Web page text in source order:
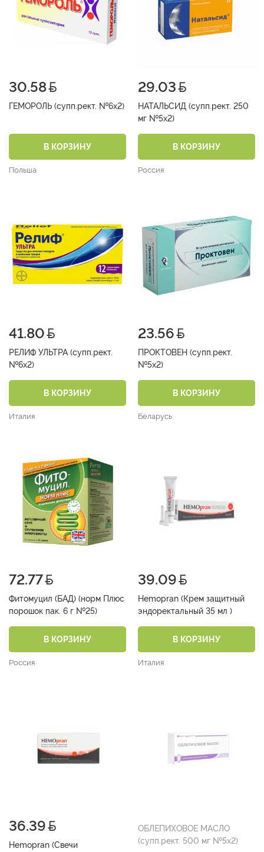
30.58
ГЕМОРОЛЬ (супп.рект. №6х2)
В КОРЗИНУ
Польша
29.03
НАТАЛЬСИД (супп.рект. 250
мг №5х2)
В КОРЗИНУ
Россия
41.80
РЕЛИФ УЛЬТРА (супп.рект.
№6х2)
В КОРЗИНУ
Италия
23.56
ПРОКТОВЕН (супп.рект.
№5х2)
В КОРЗИНУ
Беларусь
72.77
Фитомуцил (БАД) (норм Плюс
порошок пак. 6 г №25)
В КОРЗИНУ
Россия
39.09
Hemopran (Крем защитный
эндоректальный 35 мл )
В КОРЗИНУ
Италия
36.39
Hemopran (Свечи
ОБЛЕПИХОВОЕ МАСЛО
(супп.рект. 500 мг №5х2)